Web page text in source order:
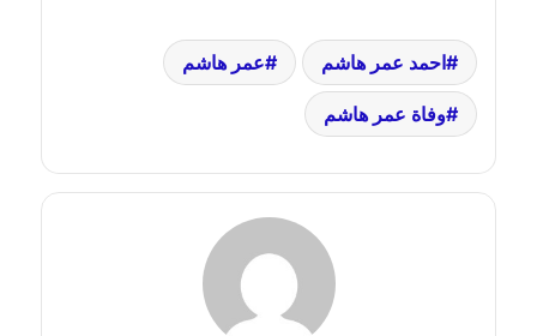
احمد عمر هاشم عمر هاشم
وفاة عمر هاشم